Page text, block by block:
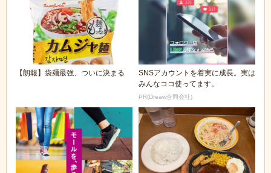
【朗報】袋麺最強、ついに決まる
SNSアカウントを着実に成長。実は
みんなココ使ってます。
PR(Dreaw合同会社)